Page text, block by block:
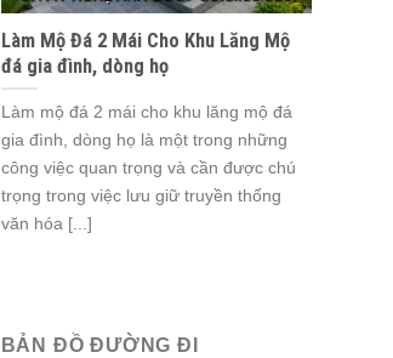
Làm Mộ Đá 2 Mái Cho Khu Lăng Mộ
đá gia đình, dòng họ
Làm mộ đá 2 mái cho khu lăng mộ đá
gia đình, dòng họ là một trong những
công việc quan trọng và cần được chú
trọng trong việc lưu giữ truyền thống
văn hóa [...]
BẢN ĐỒ ĐƯỜNG ĐI